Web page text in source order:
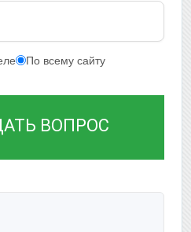
По всему сайту
ВОПРОС